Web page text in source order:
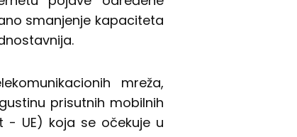
smanjenje kapaciteta
mreža,
prisutnih mobilnih
- UE) koja se očekuje u